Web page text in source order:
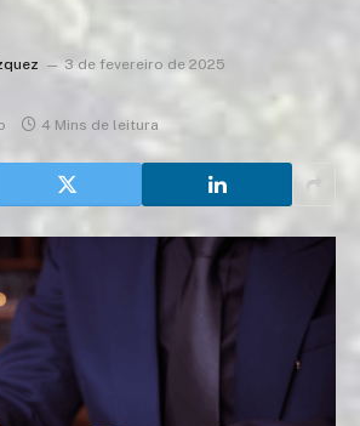
3 de fevereiro de 2025
4 Mins de leitura